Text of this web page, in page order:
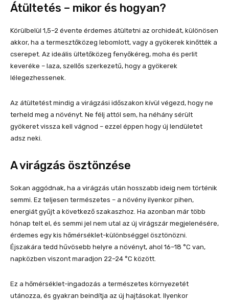
Átültetés – mikor és hogyan?
Körülbelül 1,5–2 évente érdemes átültetni az orchideát, különösen
akkor, ha a termesztőközeg lebomlott, vagy a gyökerek kinőtték a
cserepet. Az ideális ültetőközeg fenyőkéreg, moha és perlit
keveréke – laza, szellős szerkezetű, hogy a gyökerek
lélegezhessenek.
Az átültetést mindig a virágzási időszakon kívül végezd, hogy ne
terheld meg a növényt. Ne félj attól sem, ha néhány sérült
gyökeret vissza kell vágnod – ezzel éppen hogy új lendületet
adsz neki.
A virágzás ösztönzése
Sokan aggódnak, ha a virágzás után hosszabb ideig nem történik
semmi. Ez teljesen természetes – a növény ilyenkor pihen,
energiát gyűjt a következő szakaszhoz. Ha azonban már több
hónap telt el, és semmi jel nem utal az új virágszár megjelenésére,
érdemes egy kis hőmérséklet-különbséggel ösztönözni.
Éjszakára tedd hűvösebb helyre a növényt, ahol 16–18 °C van,
napközben viszont maradjon 22–24 °C között.
Ez a hőmérséklet-ingadozás a természetes környezetét
utánozza, és gyakran beindítja az új hajtásokat. Ilyenkor